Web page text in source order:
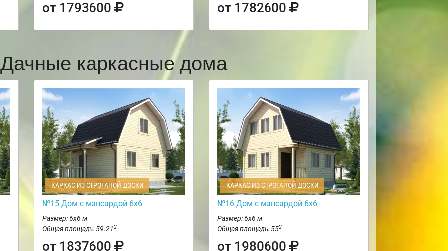
от 1793600 от 1782600
Дачные каркасные дома
КАРКАС ИЗ СТРОГАНОЙ ДОСКИ
№15 Дом с мансардой 6х6
Размер: 6х6 м
Общая площадь: 59.212
от 1837600
КАРКАС ИЗ СТРОГАНОЙ ДОСКИ
№16 Дом с мансардой 6х6
Размер: 6х6 м
Общая площадь: 552
от 1980600